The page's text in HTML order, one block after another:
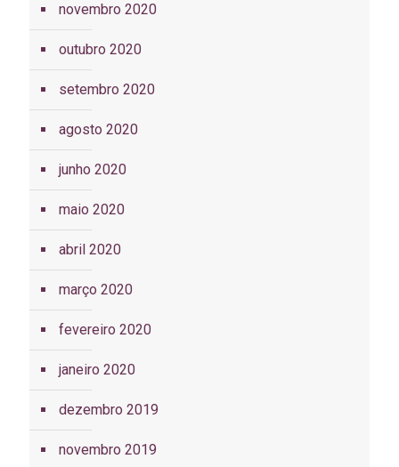
novembro 2020
outubro 2020
setembro 2020
agosto 2020
junho 2020
maio 2020
abril 2020
março 2020
fevereiro 2020
janeiro 2020
dezembro 2019
novembro 2019